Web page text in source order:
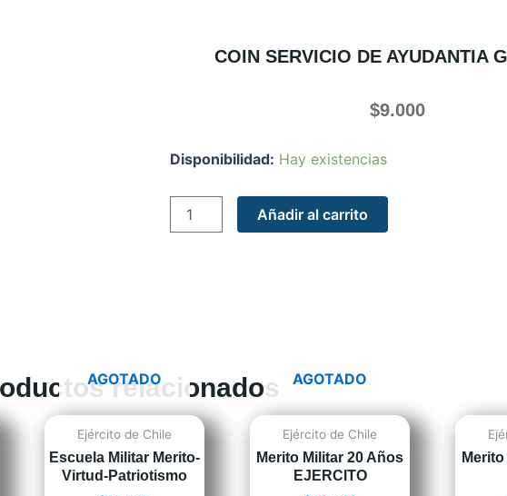
COIN SERVICIO DE AYUDANTIA
$9.000
Disponibilidad: Hay existencias
COIN
SERVICIO
AYUDANTIA
Añadir al carrito
relacionados
AGOTADO
Ejército de Chile
Escuela Militar Merito-
Virtud-Patriotismo
AGOTADO
Ejército de Chile
Merito Militar 20 Años
EJERCITO